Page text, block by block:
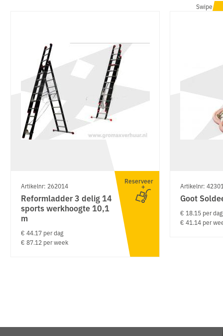
Swipe
Artikelnr: 262014
Reformladder 3 delig 14
sports werkhoogte 10,1
m
€ 44.17 per dag
€ 87.12 per week
Reserveer
Artikelnr:
Goot
€ 18.15 per dag
€ 41.14 per